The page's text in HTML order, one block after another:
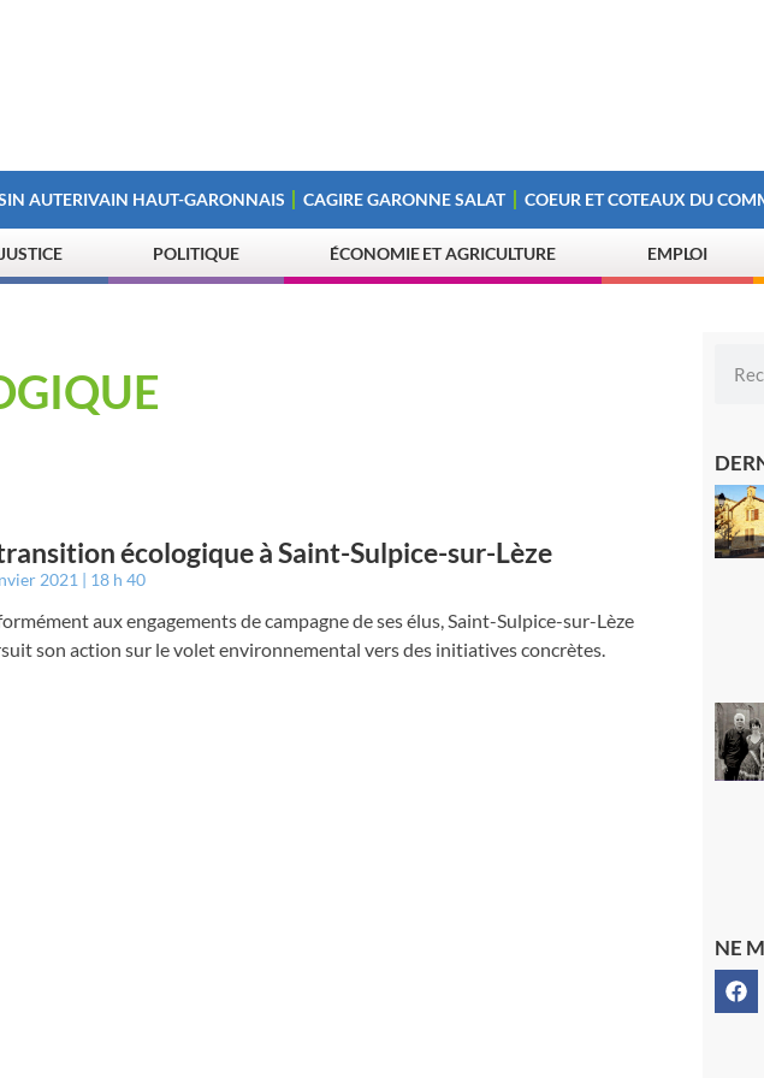
AUTERIVAIN HAUT-GARONNAIS CAGIRE GARONNE SALAT COEUR ET COTEAUX DU
POLITIQUE ÉCONOMIE ET AGRICULTURE EMPLOI
écologique à Saint-Sulpice-sur-Lèze
2021 18 h 40
aux engagements de campagne de ses élus, Saint-Sulpice-sur-Lèze
son action sur le volet environnemental vers des initiatives concrètes.
NE